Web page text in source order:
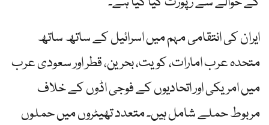
ایران کی انتقامی مہم میں اسرائیل کے ساتھ ساتھ
متحدہ عرب امارات، کویت، بحرین، قطر اور سعودی عرب
میں امریکی اور اتحادیوں کے فوجی اڈوں کے خلاف
مربوط حملے شامل ہیں۔ متعدد تھیٹروں میں حملوں